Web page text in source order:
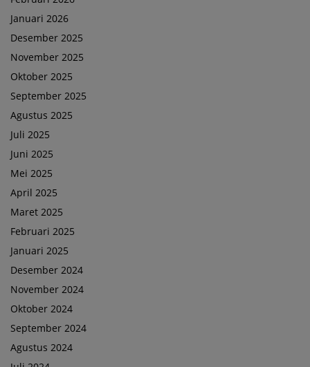
Januari 2026
Desember 2025
November 2025
Oktober 2025
September 2025
Agustus 2025
Juli 2025
Juni 2025
Mei 2025
April 2025
Maret 2025
Februari 2025
Januari 2025
Desember 2024
November 2024
Oktober 2024
September 2024
Agustus 2024